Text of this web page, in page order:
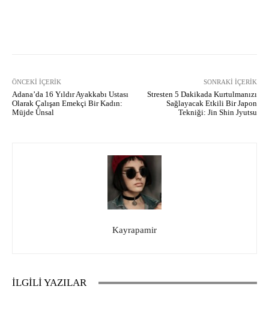
ÖNCEKI İÇERIK
Adana’da 16 Yıldır Ayakkabı Ustası
Olarak Çalışan Emekçi Bir Kadın:
Müjde Ünsal
SONRAKI İÇERIK
Stresten 5 Dakikada Kurtulmanızı
Sağlayacak Etkili Bir Japon
Tekniği: Jin Shin Jyutsu
Kayrapamir
İLGİLİ YAZILAR